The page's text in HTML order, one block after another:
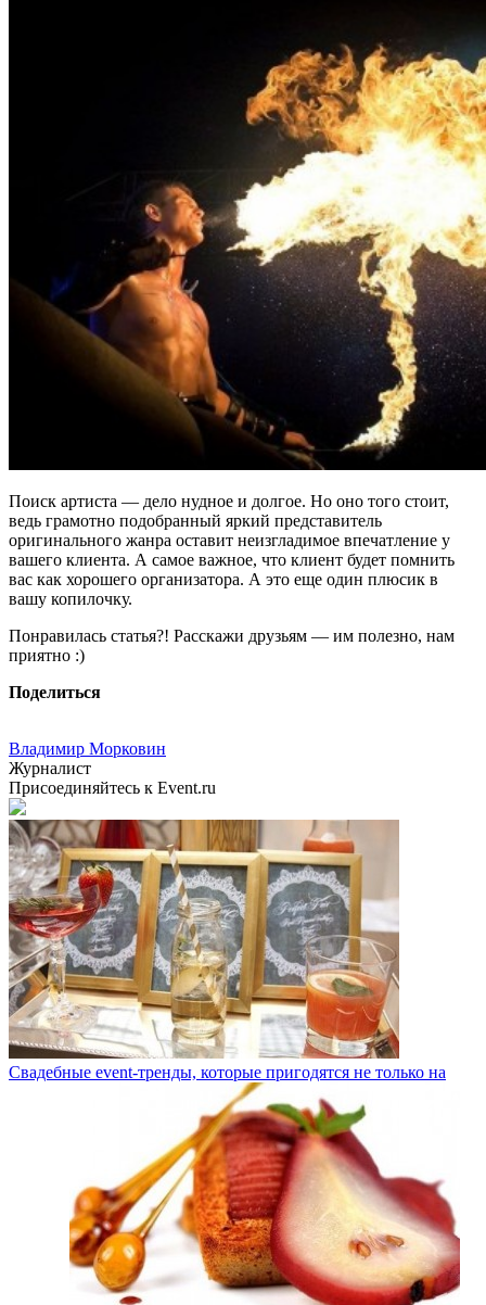
Поиск артиста — дело нудное и долгое. Но оно того стоит,
ведь грамотно подобранный яркий представитель
оригинального жанра оставит неизгладимое впечатление у
вашего клиента. А самое важное, что клиент будет помнить
вас как хорошего организатора. А это еще один плюсик в
вашу копилочку.
Понравилась статья?! Расскажи друзьям — им полезно, нам
приятно :)
Поделиться
Владимир Морковин
Журналист
Присоединяйтесь к Event.ru
Свадебные event-тренды, которые пригодятся не только на